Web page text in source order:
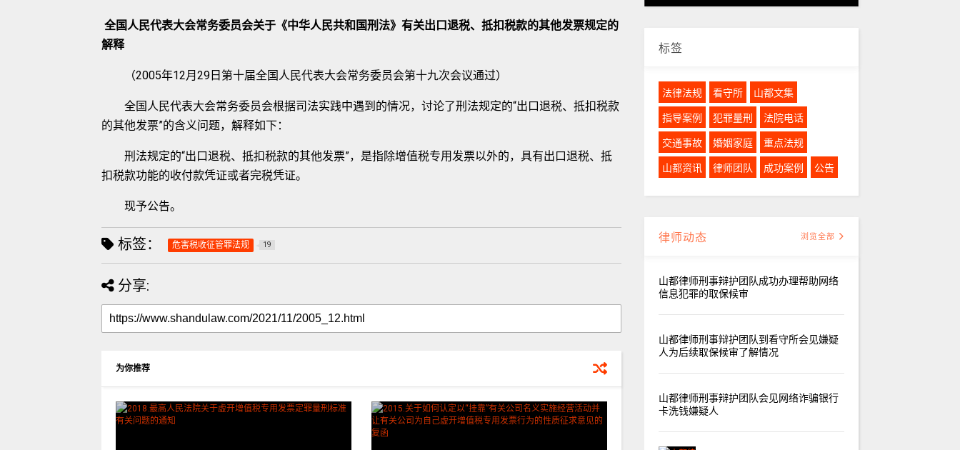
全国人民代表大会常务委员会关于《中华人民共和国刑法》有关出口退税、抵扣税款的其他发票规定的
解释
（2005年12月29日第十届全国人民代表大会常务委员会第十九次会议通过）
全国人民代表大会常务委员会根据司法实践中遇到的情况，讨论了刑法规定的“出口退税、抵扣税款
的其他发票”的含义问题，解释如下：
刑法规定的“出口退税、抵扣税款的其他发票”，是指除增值税专用发票以外的，具有出口退税、抵
扣税款功能的收付款凭证或者完税凭证。
现予公告。
标签： 危害税收征管罪法规 19
分享:
为你推荐
标签
法律法规 看守所 山都文集
指导案例 犯罪量刑 法院电话
交通事故 婚姻家庭 重点法规
山都资讯 律师团队 成功案例 公告
律师动态 浏览全部
山都律师刑事辩护团队成功办理帮助网络
信息犯罪的取保候审
山都律师刑事辩护团队到看守所会见嫌疑
人为后续取保候审了解情况
山都律师刑事辩护团队会见网络诈骗银行
卡洗钱嫌疑人